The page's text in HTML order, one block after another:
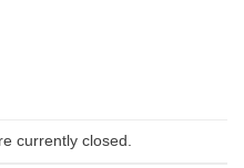
currently closed.